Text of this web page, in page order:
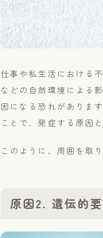
仕事や私生活における
などの自然環境による
因になる恐れがありま
ことで、発症する原因
このように、周囲を取
原因2. 遺伝的